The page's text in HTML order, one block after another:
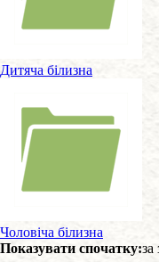
Дитяча білизна
Чоловіча білизна
Показувати спочатку:за